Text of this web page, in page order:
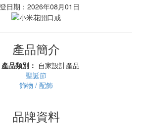
日期：2026年08月01日
產品簡介
產品類別： 自家設計產品
聖誕節
飾物 / 配飾
品牌資料